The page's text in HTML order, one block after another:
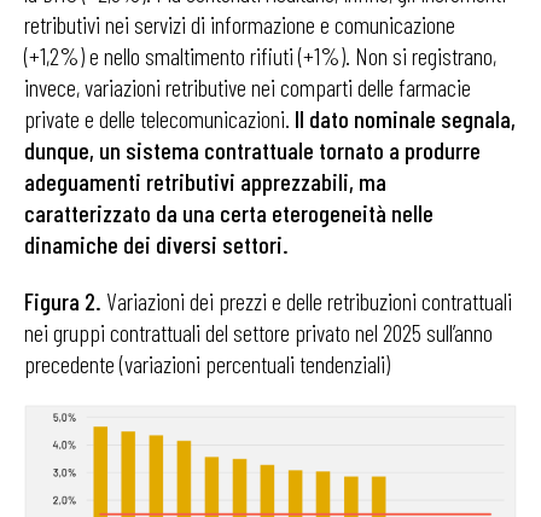
retributivi nei servizi di informazione e comunicazione
(+1,2%) e nello smaltimento rifiuti (+1%). Non si registrano,
invece, variazioni retributive nei comparti delle farmacie
private e delle telecomunicazioni. Il dato nominale segnala,
dunque, un sistema contrattuale tornato a produrre
adeguamenti retributivi apprezzabili, ma
caratterizzato da una certa eterogeneità nelle
dinamiche dei diversi settori.
Figura 2. Variazioni dei prezzi e delle retribuzioni contrattuali
nei gruppi contrattuali del settore privato nel 2025 sull’anno
precedente (variazioni percentuali tendenziali)